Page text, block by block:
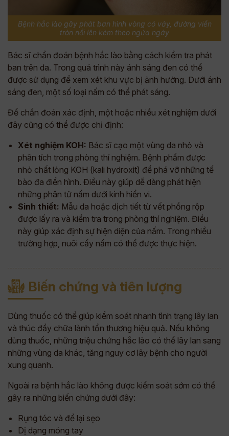
Bệnh hắc lào gây phát ban hình vòng có vảy, đường viền
tròn nổi lên kèm theo ngứa ngáy
Bác sĩ chẩn đoán bệnh hắc lào bằng cách kiểm tra phát
ban trên da. Trong quá trình này ánh sáng đen có thể
được sử dụng để xem xét khu vực bị ảnh hưởng. Dưới ánh
sáng đen, một số loại nấm có thể phát sáng.
Để chẩn đoán xác định, một hoặc nhiều xét nghiệm dưới
đây cũng có thể được chỉ định:
Xét nghiệm KOH: Bác sĩ cạo một vùng da nhỏ và
phân tích trong phòng thí nghiệm. Bệnh phẩm được
nhỏ chất lỏng KOH (kali hydroxit) để phá vỡ những tế
bào đa điển hình. Điều này giúp dễ dàng phát hiện
những phân tử nấm dưới kính hiển vi.
Sinh thiết: Mẫu da hoặc dịch tiết từ vết phồng rộp
được lấy ra và kiểm tra trong phòng thí nghiệm. Điều
này giúp xác định sự hiện diện của nấm. Trong nhiều
trường hợp, nuôi cấy nấm có thể được thực hiện.
Biến chứng và tiên lượng
Dùng thuốc có thể giúp kiểm soát nhanh tình trạng lây lan
và thúc đẩy chữa lành tổn thương hiệu quả. Nếu không
dùng thuốc, những triệu chứng hắc lào có thể lây lan sang
những vùng da khác, tăng nguy cơ lây bệnh cho người
xung quanh.
Ngoài ra bệnh hắc lào không được kiểm soát sớm có thể
gây ra những biến chứng dưới đây:
Rụng tóc và để lại sẹo
Dị dạng móng tay